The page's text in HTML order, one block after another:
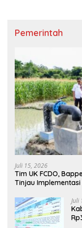
Pemerintah
Juli 15, 2026
Tim UK FCDO,
Tinjau
Juli